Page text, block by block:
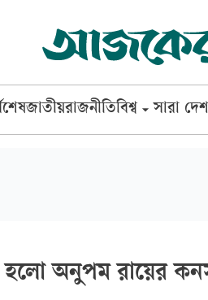
জাতীয়রাজনীতিবিশ্ব সারা দেশ
হলো অনুপম রায়ের